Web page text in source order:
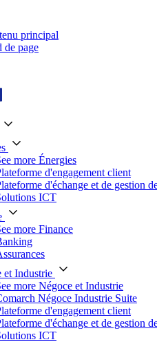
principal
de page
more Énergies
d'engagement client
d'échange et de gestion
ICT
more Finance
et Industrie
more Négoce et Industrie
Négoce Industrie Suite
d'engagement client
d'échange et de gestion
ICT